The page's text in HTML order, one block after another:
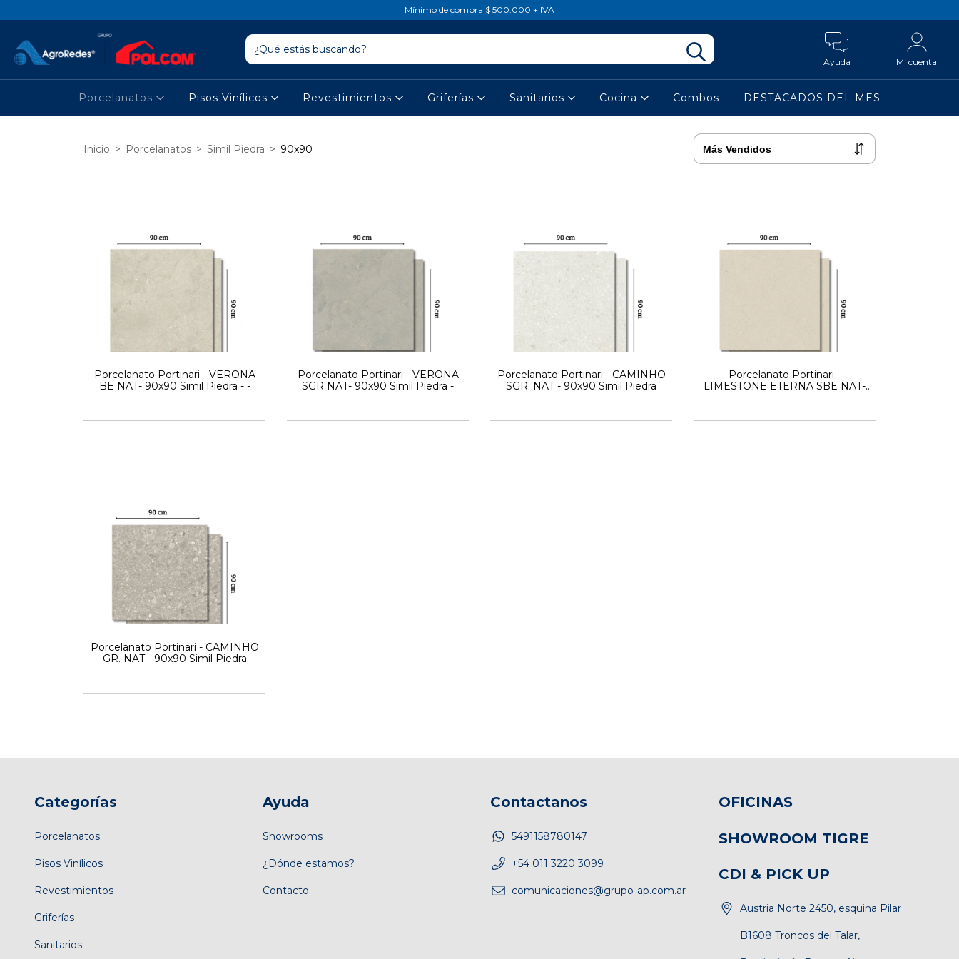
Mínimo de compra $ 500.000 + IVA
Ayuda Mi cuenta
Porcelanatos Pisos Vinílicos Revestimientos Griferías Sanitarios Cocina Combos DESTACADOS DEL MES
Inicio > Porcelanatos > Simil Piedra > 90x90
Porcelanato Portinari - VERONA
BE NAT- 90x90 Simil Piedra - -
Porcelanato Portinari - VERONA
SGR NAT- 90x90 Simil Piedra -
Porcelanato Portinari - CAMINHO
SGR. NAT - 90x90 Simil Piedra
Porcelanato Portinari -
LIMESTONE ETERNA SBE NAT-
Porcelanato Portinari - CAMINHO
GR. NAT - 90x90 Simil Piedra
Categorías
Porcelanatos
Pisos Vinílicos
Revestimientos
Griferías
Sanitarios
Ayuda
Showrooms
¿Dónde estamos?
Contacto
Contactanos
5491158780147
+54 011 3220 3099
comunicaciones@grupo-ap.com.ar
OFICINAS
SHOWROOM TIGRE
CDI & PICK UP
Austria Norte 2450, esquina Pilar
B1608 Troncos del Talar,